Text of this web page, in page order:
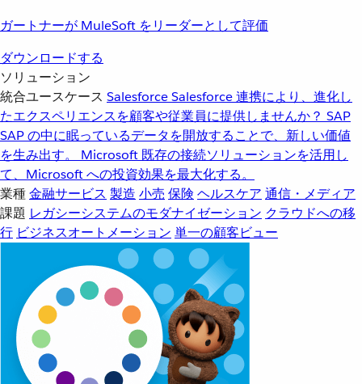
ガートナーが MuleSoft をリーダーとして評価
ダウンロードする
ソリューション
統合ユースケース SalesforceSalesforce 連携により、進化し
たエクスペリエンスを顧客や従業員に提供しませんか？ SAP
SAP の中に眠っているデータを開放することで、新しい価値
を生み出す。
Microsoft 既存の接続ソリューションを活用し
て、Microsoft への投資効果を最大化する。
業種金融サービス 製造 小売 保険 ヘルスケア 通信・メディア
課題 レガシーシステムのモダナイゼーション クラウドへの移
行 ビジネスオートメーション 単一の顧客ビュー